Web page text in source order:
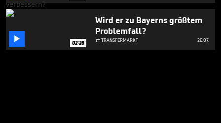
 02:26
Wird er zu Bayerns größtem
Problemfall?
 TRANSFERMARKT 26.07.